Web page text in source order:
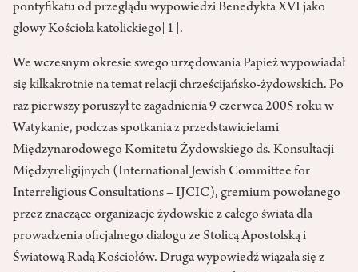
pontyfikatu od przeglądu wypowiedzi Benedykta XVI jako
głowy Kościoła katolickiego [1] .
We wczesnym okresie swego urzędowania Papież wypowiadał
się kilkakrotnie na temat relacji chrześcijańsko-żydowskich. Po
raz pierwszy poruszył te zagadnienia 9 czerwca 2005 roku w
Watykanie, podczas spotkania z przedstawicielami
Międzynarodowego Komitetu Żydowskiego ds. Konsultacji
Międzyreligijnych (International Jewish Committee for
Interreligious Consultations – IJCIC), gremium powołanego
przez znaczące organizacje żydowskie z całego świata dla
prowadzenia oficjalnego dialogu ze Stolicą Apostolską i
Światową Radą Kościołów. Druga wypowiedź wiązała się z